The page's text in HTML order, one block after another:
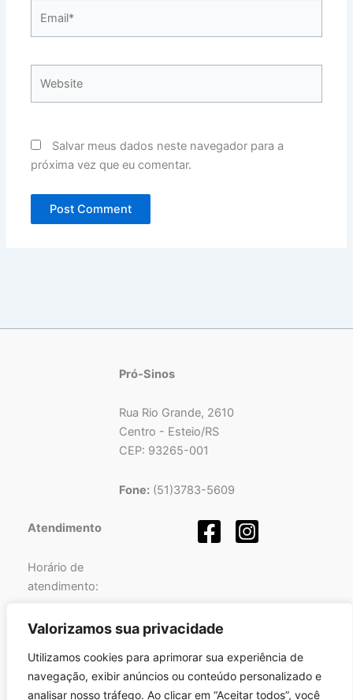
Valorizamos sua privacidade
Utilizamos cookies para aprimorar sua experiência de
navegação, exibir anúncios ou conteúdo personalizado e
analisar nosso tráfego. Ao clicar em “Aceitar todos”, você
Salvar meus dados neste navegador para a
próxima vez que eu comentar.
Pró-Sinos
Rua Rio Grande, 2610
Centro - Esteio/RS
CEP: 93265-001
Fone:(51)3783-5609
Atendimento
Horário de
atendimento:
Segunda a Sexta-feira
das13hàs17h.